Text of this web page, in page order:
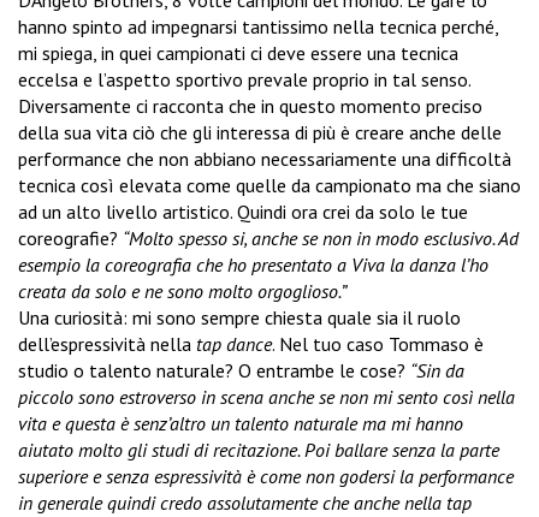
hanno spinto ad impegnarsi tantissimo nella tecnica perché,
mi spiega, in quei campionati ci deve essere una tecnica
eccelsa e l’aspetto sportivo prevale proprio in tal senso.
Diversamente ci racconta che in questo momento preciso
della sua vita ciò che gli interessa di più è creare anche delle
performance che non abbiano necessariamente una difficoltà
tecnica così elevata come quelle da campionato ma che siano
ad un alto livello artistico. Quindi ora crei da solo le tue
coreografie? “Molto spesso si, anche se non in modo esclusivo. Ad
esempio la coreografia che ho presentato a Viva la danza l’ho
creata da solo e ne sono molto orgoglioso.”
Una curiosità: mi sono sempre chiesta quale sia il ruolo
dell’espressività nella tap dance. Nel tuo caso Tommaso è
studio o talento naturale? O entrambe le cose? “Sin da
piccolo sono estroverso in scena anche se non mi sento così nella
vita e questa è senz’altro un talento naturale ma mi hanno
aiutato molto gli studi di recitazione. Poi ballare senza la parte
superiore e senza espressività è come non godersi la performance
in generale quindi credo assolutamente che anche nella tap